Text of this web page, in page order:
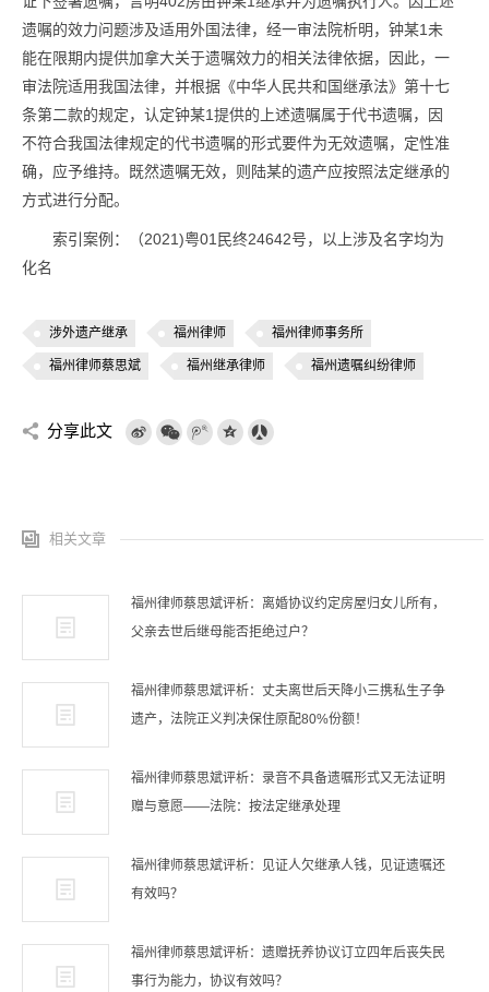
遗嘱的效力问题涉及适用外国法律，经一审法院析明，钟某1未
能在限期内提供加拿大关于遗嘱效力的相关法律依据，因此，一
审法院适用我国法律，并根据《中华人民共和国继承法》第十七
条第二款的规定，认定钟某1提供的上述遗嘱属于代书遗嘱，因
不符合我国法律规定的代书遗嘱的形式要件为无效遗嘱，定性准
确，应予维持。既然遗嘱无效，则陆某的遗产应按照法定继承的
方式进行分配。
索引案例：（2021)粤01民终24642号，以上涉及名字均为
化名
涉外遗产继承 福州律师 福州律师事务所
福州律师蔡思斌 福州继承律师 福州遗嘱纠纷律师
分享此文
相关文章
福州律师蔡思斌评析：离婚协议约定房屋归女儿所有，
父亲去世后继母能否拒绝过户？
福州律师蔡思斌评析：丈夫离世后天降小三携私生子争
遗产，法院正义判决保住原配80%份额！
福州律师蔡思斌评析：录音不具备遗嘱形式又无法证明
赠与意愿——法院：按法定继承处理
福州律师蔡思斌评析：见证人欠继承人钱，见证遗嘱还
有效吗？
福州律师蔡思斌评析：遗赠抚养协议订立四年后丧失民
事行为能力，协议有效吗？